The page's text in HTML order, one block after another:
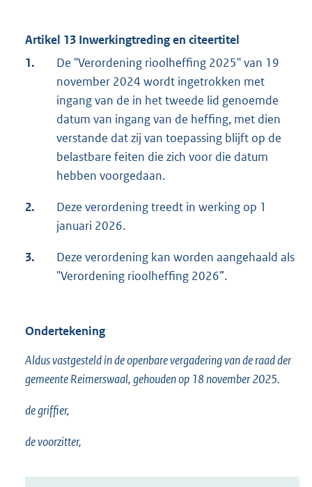
Artikel 13 Inwerkingtreding en citeertitel
1.
De "Verordening rioolheffing 2025" van 19
november 2024 wordt ingetrokken met
ingang van de in het tweede lid genoemde
datum van ingang van de heffing, met dien
verstande dat zij van toepassing blijft op de
belastbare feiten die zich voor die datum
hebben voorgedaan.
2.
Deze verordening treedt in werking op 1
januari 2026.
3.
Deze verordening kan worden aangehaald als
"Verordening rioolheffing 2026”.
Ondertekening
Aldus vastgesteld in de openbare vergadering van de raad der
gemeente Reimerswaal, gehouden op 18 november 2025.
de griffier,
de voorzitter,